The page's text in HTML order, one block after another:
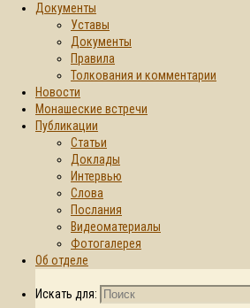
Документы
Уставы
Документы
Правила
Толкования и комментарии
Новости
Монашеские встречи
Публикации
Статьи
Доклады
Интервью
Слова
Послания
Видеоматериалы
Фотогалерея
Об отделе
Искать для:
© 2015-2026. Синодальный отдел по
делам монастырей и монашеству БПЦ